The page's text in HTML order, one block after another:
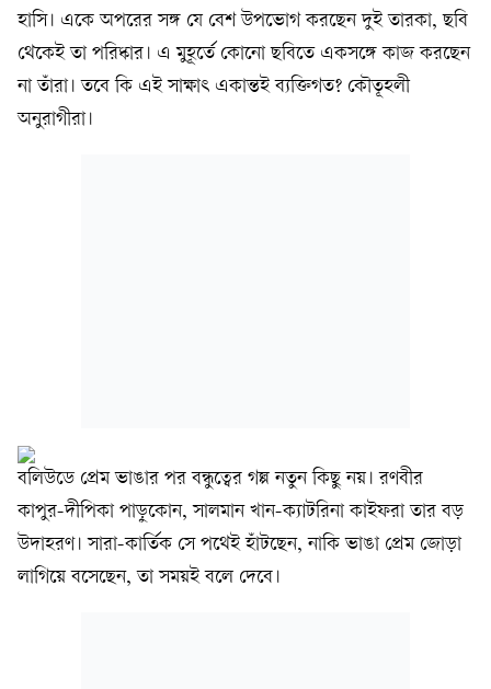
হাসি। একে অপরের সঙ্গ যে বেশ উপভোগ করছেন দুই তারকা, ছবি
থেকেই তা পরিষ্কার। এ মুহূর্তে কোনো ছবিতে একসঙ্গে কাজ করছেন
না তাঁরা। তবে কি এই সাক্ষাৎ একান্তই ব্যক্তিগত? কৌতূহলী
অনুরাগীরা।
বলিউডে প্রেম ভাঙার পর বন্ধুত্বের গল্প নতুন কিছু নয়। রণবীর
কাপুর-দীপিকা পাড়ুকোন, সালমান খান-ক্যাটরিনা কাইফরা তার বড়
উদাহরণ। সারা-কার্তিক সে পথেই হাঁটছেন, নাকি ভাঙা প্রেম জোড়া
লাগিয়ে বসেছেন, তা সময়ই বলে দেবে।